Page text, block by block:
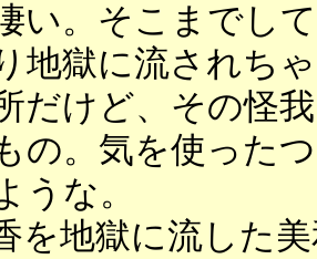
い。そこまでし
地獄に流されち
だけど、その怪
の。気を使った
うな。
を地獄に流した